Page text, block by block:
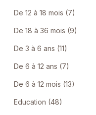
De 12 à 18 mois (7)
De 18 à 36 mois (9)
De 3 à 6 ans (11)
De 6 à 12 ans (7)
De 6 à 12 mois (13)
Education (48)